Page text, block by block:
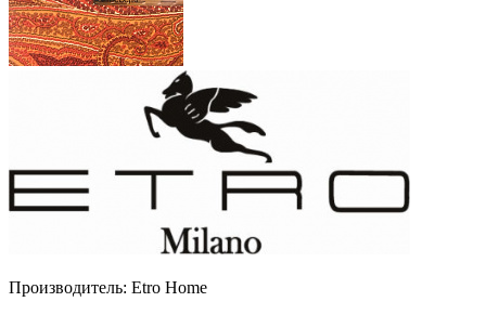
Производитель: Etro Home